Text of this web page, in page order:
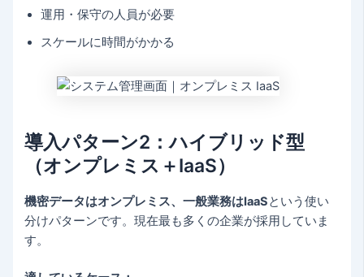
運用・保守の人員が必要
スケールに時間がかかる
導入パターン2：ハイブリッド型
（オンプレミス＋IaaS）
機密データはオンプレミス、一般業務はIaaSという使い
分けパターンです。現在最も多くの企業が採用していま
す。